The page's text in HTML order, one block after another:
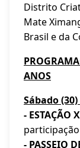
Distrito
Mate
Brasil e da
ANOS
Sábado
- ESTAÇÃO
- PASSEIO